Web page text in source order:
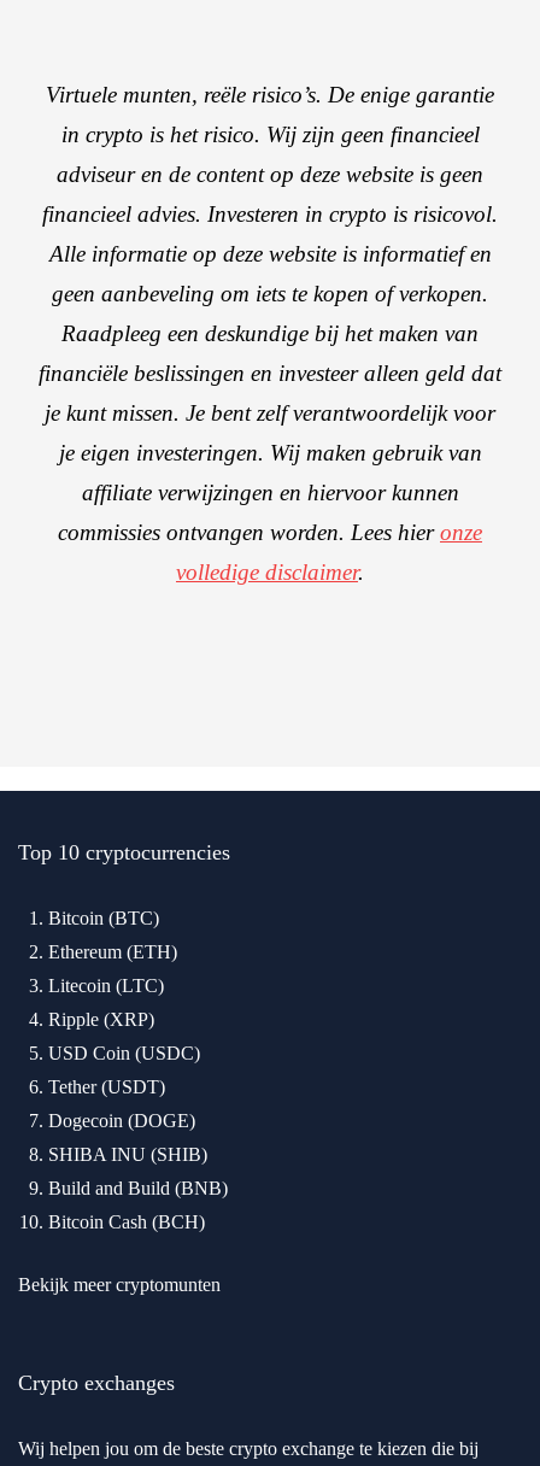
Virtuele munten, reële risico’s. De enige garantie
in crypto is het risico. Wij zijn geen financieel
adviseur en de content op deze website is geen
financieel advies. Investeren in crypto is risicovol.
Alle informatie op deze website is informatief en
geen aanbeveling om iets te kopen of verkopen.
Raadpleeg een deskundige bij het maken van
financiële beslissingen en investeer alleen geld dat
je kunt missen. Je bent zelf verantwoordelijk voor
je eigen investeringen. Wij maken gebruik van
affiliate verwijzingen en hiervoor kunnen
commissies ontvangen worden. Lees hieronze
volledige disclaimer.
Top 10 cryptocurrencies
Bitcoin (BTC)
Ethereum (ETH)
Litecoin (LTC)
Ripple (XRP)
USD Coin (USDC)
Tether (USDT)
Dogecoin (DOGE)
SHIBA INU (SHIB)
Build and Build (BNB)
Bitcoin Cash (BCH)
Bekijk meer cryptomunten
Crypto exchanges
Wij helpen jou om de beste crypto exchange te kiezen die bij